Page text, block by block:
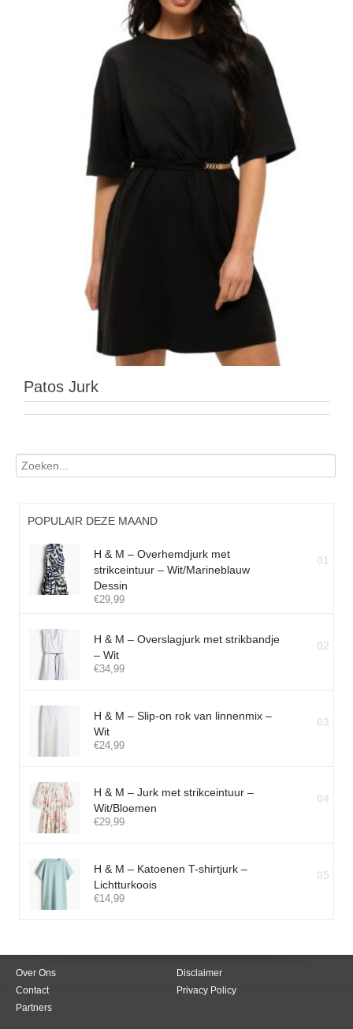
Patos Jurk
POPULAIR DEZE MAAND
H & M – Overhemdjurk met
strikceintuur – Wit/Marineblauw
Dessin
€29,99
01
H & M – Overslagjurk met strikbandje
– Wit
€34,99
02
H & M – Slip-on rok van linnenmix –
Wit
€24,99
03
H & M – Jurk met strikceintuur –
Wit/Bloemen
€29,99
04
H & M – Katoenen T-shirtjurk –
Lichtturkoois
€14,99
05
Over Ons
Disclaimer
Contact
Privacy Policy
Partners